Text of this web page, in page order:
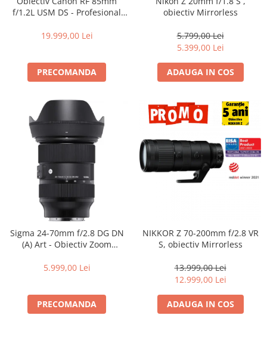
Becuri si lampa blitz studio
Imprimante si Consumabile
Imprimante
Scannere Documente
Hartie foto
Filme foto si scanere film
Materiale foto alb-negru
Aparate foto unica folosinta
Filme instant FUJI INSTAX
Chimicale developare film alb-
negru
diapozitive 35mm color
negative 35mm alb-negru
f/1.2L USM DS - Profesional
L
19.999,00 Lei
PRECOMANDA
obiectiv Mirrorless
5.799,00 Lei
5.399,00 Lei
ADAUGA IN COS
Sigma 24-70mm f/2.8 DG DN
(A) Art - Obiectiv Zoom
Sony E
5.999,00 Lei
PRECOMANDA
NIKKOR Z 70-200mm f/2.8 VR
S, obiectiv Mirrorless
13.999,00 Lei
12.999,00 Lei
ADAUGA IN COS